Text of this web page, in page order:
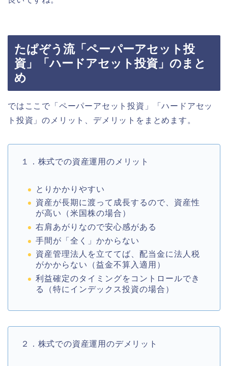
たぱぞう流「ペーパーアセット投
資」「ハードアセット投資」のまと
め
ではここで「ペーパーアセット投資」「ハードアセッ
ト投資」のメリット、デメリットをまとめます。
１．株式での資産運用のメリット
とりかかりやすい
資産が長期に渡って成長するので、資産性
が高い（米国株の場合）
右肩あがりなので安心感がある
手間が「全く」かからない
資産管理法人を立ててば、配当金に法人税
がかからない（益金不算入適用）
利益確定のタイミングをコントロールでき
る（特にインデックス投資の場合）
２．株式での資産運用のデメリット